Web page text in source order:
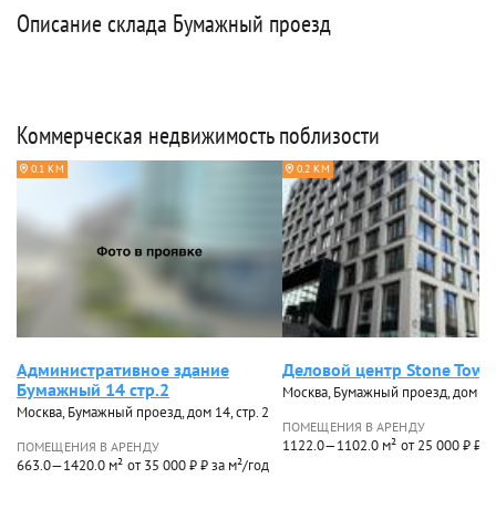
Описание склада Бумажный проезд
Коммерческая недвижимость поблизости
0.1 КМ
Административное здание
Бумажный 14 стр.2
Москва, Бумажный проезд, дом 14, стр. 2
ПОМЕЩЕНИЯ В АРЕНДУ
663.0—1420.0 м² от 35 000 ₽ ₽ за м²/год
0.2 КМ
Деловой центр Stone
Москва, Бумажный проезд, дом 19
ПОМЕЩЕНИЯ В АРЕНДУ
1122.0—1102.0 м² от 25 000 ₽ ₽